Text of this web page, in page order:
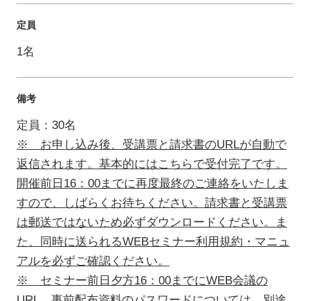
定員
1名
備考
定員：30名
※ お申し込み後、受講票と請求書のURLが自動で
返信されます。基本的にはこちらで受付完了です。
開催前日16：00までに再度最終のご連絡をいたしま
すので、しばらくお待ちください。請求書と受講票
は郵送ではないため必ずダウンロードください。ま
た、同時に送られるWEBセミナー利用規約・マニュ
アルを必ずご確認ください。
※ セミナー前日夕方16：00までにWEB会議の